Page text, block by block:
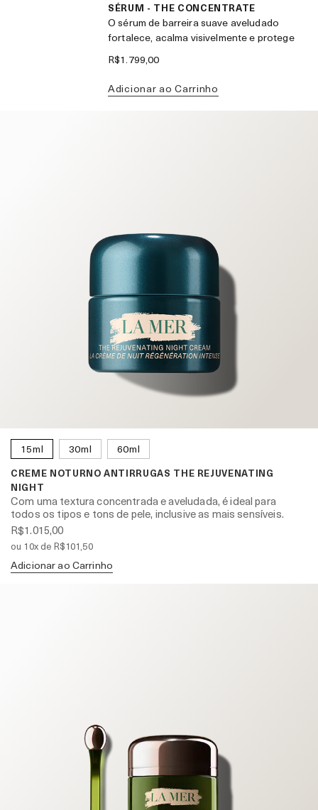
SÉRUM - THE CONCENTRATE
O sérum de barreira suave aveludado
fortalece, acalma visivelmente e protege
R$1.799,00
Adicionar ao Carrinho
15ml 30ml 60ml
CREME NOTURNO ANTIRRUGAS THE REJUVENATING
NIGHT
Com uma textura concentrada e aveludada, é ideal para
todos os tipos e tons de pele, inclusive as mais sensíveis.
R$1.015,00
ou 10x de R$101,50
Adicionar ao Carrinho